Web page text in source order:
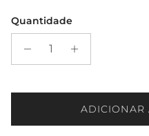
Quantidade
ADICIONAR